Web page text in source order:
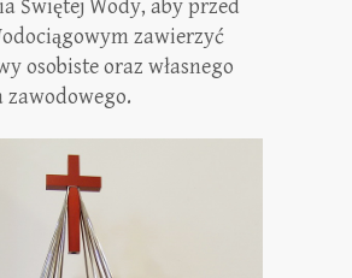
Świętej Wody, aby przed
zawierzyć
osobiste oraz własnego
zawodowego.